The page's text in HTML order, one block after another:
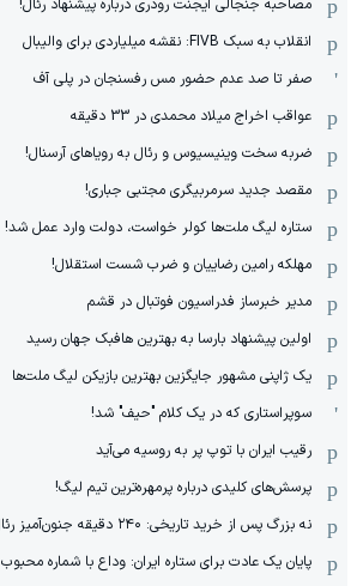
مصاحبه جنجالی ایجنت رودری درباره پیشنهاد رئال!
انقلاب به سبک FIVB: نقشه میلیاردی برای والیبال
صفر تا صد عدم حضور مس رفسنجان در پلی آف
عواقب اخراج میلاد محمدی در 33 دقیقه
ضربه سخت وینیسیوس و رئال به رویاهای آرسنال!
مقصد جدید سرمربیگری مجتبی جباری!
ستاره لیگ ملت‌ها کولر خواست، دولت وارد عمل شد!
مهلکه رامین رضاییان و ضرب شست استقلال!
مدیر خبرساز فدراسیون فوتبال در قشم
اولین پیشنهاد بارسا به بهترین هافبک جهان رسید
یک ژاپنی مشهور جایگزین بهترین بازیکن لیگ ملت‌ها
سوپراستاری که در یک کلام "حیف" شد!
رقیب ایران با توپ پر به روسیه می‌آید
پرسش‌های کلیدی درباره پرمهره‌ترین تیم لیگ!
نه بزرگ پس از خرید تاریخی: ۲۴۰ دقیقه جنون‌آمیز رئال!
پایان یک عادت برای ستاره ایران: وداع با شماره محبوب